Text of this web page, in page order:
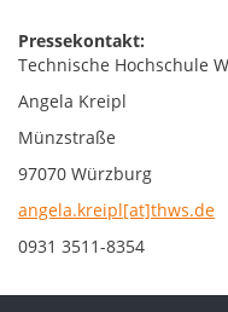
Pressekontakt:
Technische Hochschule
Angela Kreipl
Münzstraße
97070 Würzburg
angela.kreipl[at]thws.de
0931 3511-8354